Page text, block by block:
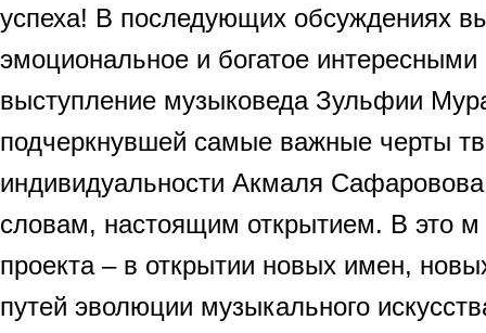
успеха! В последующих обсуждениях
эмоциональное и богатое
выступление музыковеда Зульфии
подчеркнувшей самые важные черты
индивидуальности Акмаля
словам, настоящим открытием. В это м
проекта – в открытии новых имен,
путей эволюции музыкального